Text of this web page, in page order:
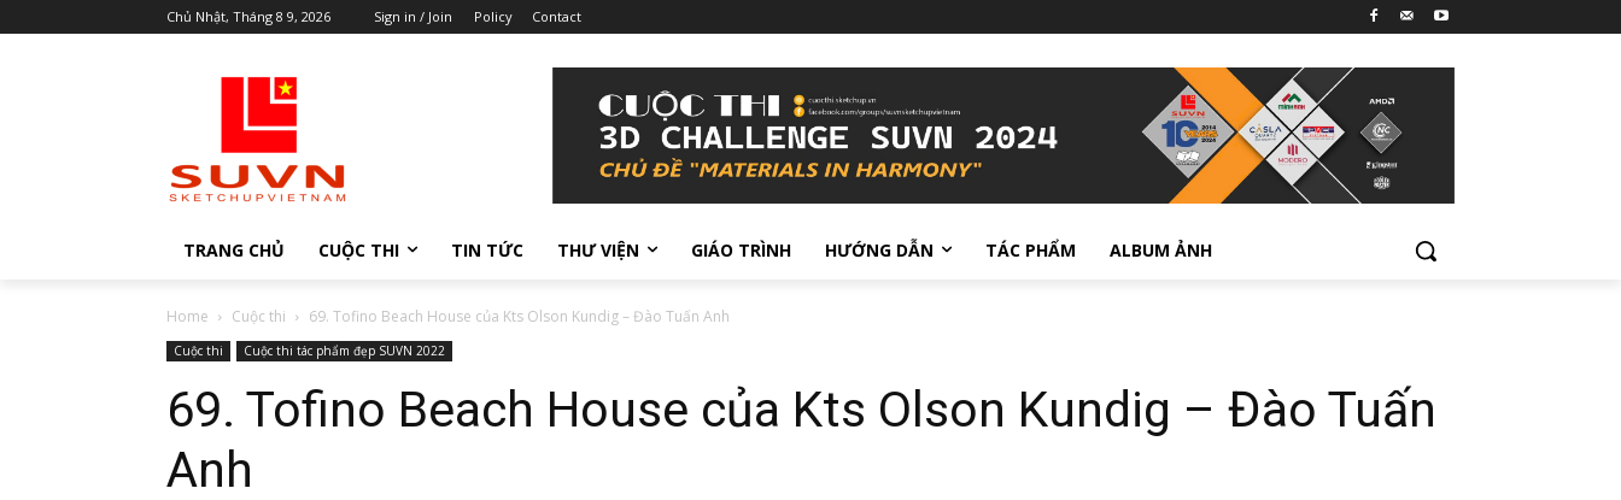
Chủ Nhật, Tháng 8 9, 2026 Sign in / Join Policy Contact
TRANG CHỦ CUỘC THI TIN TỨC THƯ VIỆN GIÁO TRÌNH HƯỚNG DẪN TÁC PHẨM ALBUM ẢNH
Home Cuộc thi 69. Tofino Beach House của Kts Olson Kundig – Đào Tuấn Anh
Cuộc thi Cuộc thi tác phẩm đẹp SUVN 2022
69. Tofino Beach House của Kts Olson Kundig – Đào Tuấn
Anh